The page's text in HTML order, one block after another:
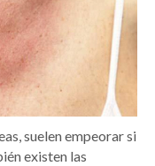
suelen empeorar si
existen las